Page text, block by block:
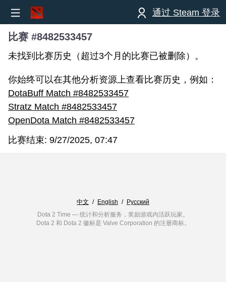
通过 Steam 登录
比赛 #8482533457
未找到比赛历史（超过3个月的比赛已被删除）。
你始终可以在其他分析资源上查看比赛历史，例如：
DotaBuff Match #8482533457
Stratz Match #8482533457
OpenDota Match #8482533457
比赛结束: 9/27/2025, 07:47
中文 / English / Русский
Dota 2 Time — 统计和分析服务，奖励游戏内活跃玩家。
Dota 2 和 Dota 2 徽标是 Valve Corporation 的注册商标。